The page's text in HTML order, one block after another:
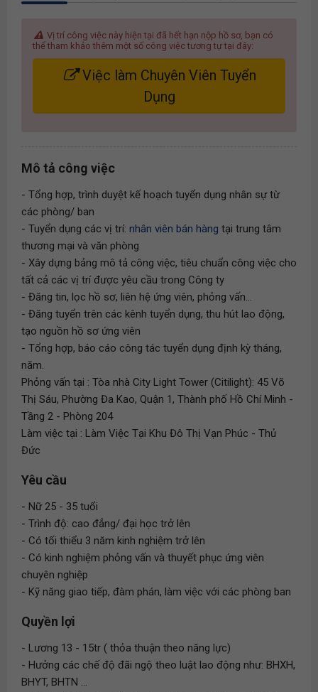
Vị trí công việc này hiện tại đã hết hạn nộp hồ sơ, bạn có
thể tham khảo thêm một số công việc tương tự tại đây:
Việc làm Chuyên Viên Tuyển
Dụng
Mô tả công việc
- Tổng hợp, trình duyệt kế hoạch tuyển dụng nhân sự từ
các phòng/ ban
- Tuyển dụng các vị trí: nhân viên bán hàng tại trung tâm
thương mại và văn phòng
- Xây dựng bảng mô tả công việc, tiêu chuẩn công việc cho
tất cả các vị trí được yêu cầu trong Công ty
- Đăng tin, lọc hồ sơ, liên hệ ứng viên, phỏng vấn...
- Đăng tuyển trên các kênh tuyển dụng, thu hút lao động,
tạo nguồn hồ sơ ứng viên
- Tổng hợp, báo cáo công tác tuyển dụng định kỳ tháng,
năm.
Phỏng vấn tại : Tòa nhà City Light Tower (Citilight): 45 Võ
Thị Sáu, Phường Đa Kao, Quận 1, Thành phố Hồ Chí Minh -
Tầng 2 - Phòng 204
Làm việc tại : Làm Việc Tại Khu Đô Thị Vạn Phúc - Thủ
Đức
Yêu cầu
- Nữ 25 - 35 tuổi
- Trình độ: cao đẳng/ đại học trở lên
- Có tối thiểu 3 năm kinh nghiệm trở lên
- Có kinh nghiệm phỏng vấn và thuyết phục ứng viên
chuyên nghiệp
- Kỹ năng giao tiếp, đàm phán, làm việc với các phòng ban
Quyền lợi
- Lương 13 - 15tr ( thỏa thuận theo năng lực)
- Hưởng các chế độ đãi ngộ theo luật lao động như: BHXH,
BHYT, BHTN ...